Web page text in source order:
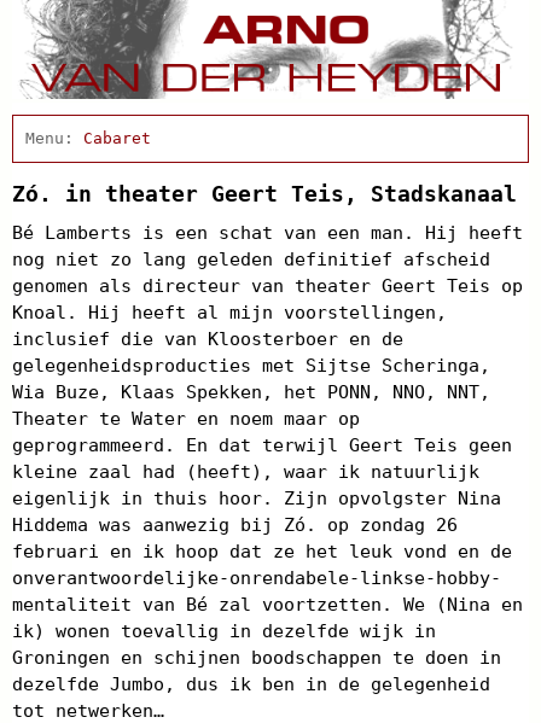
Home
Afscheidsbijeenkomst
Condoleance
Actueel
Cabaret
Clips
Discografie
Projecten
Schnabbel en babbel
Biografie
Agenda
In de pers
Links
Contact
Zó. in theater Geert Teis, Stadskanaal
Bé Lamberts is een schat van een man. Hij heeft
nog niet zo lang geleden definitief afscheid
genomen als directeur van theater Geert Teis op
Knoal. Hij heeft al mijn voorstellingen,
inclusief die van Kloosterboer en de
gelegenheidsproducties met Sijtse Scheringa,
Wia Buze, Klaas Spekken, het PONN, NNO, NNT,
Theater te Water en noem maar op
geprogrammeerd. En dat terwijl Geert Teis geen
kleine zaal had (heeft), waar ik natuurlijk
eigenlijk in thuis hoor. Zijn opvolgster Nina
Hiddema was aanwezig bij Zó. op zondag 26
februari en ik hoop dat ze het leuk vond en de
onverantwoordelijke-onrendabele-linkse-hobby-
mentaliteit van Bé zal voortzetten. We (Nina en
ik) wonen toevallig in dezelfde wijk in
Groningen en schijnen boodschappen te doen in
dezelfde Jumbo, dus ik ben in de gelegenheid
tot netwerken…